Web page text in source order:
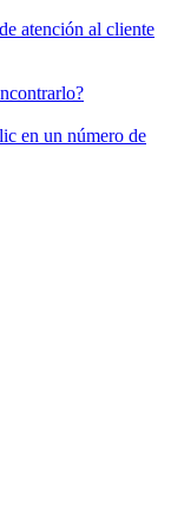
atención al cliente
en un número de